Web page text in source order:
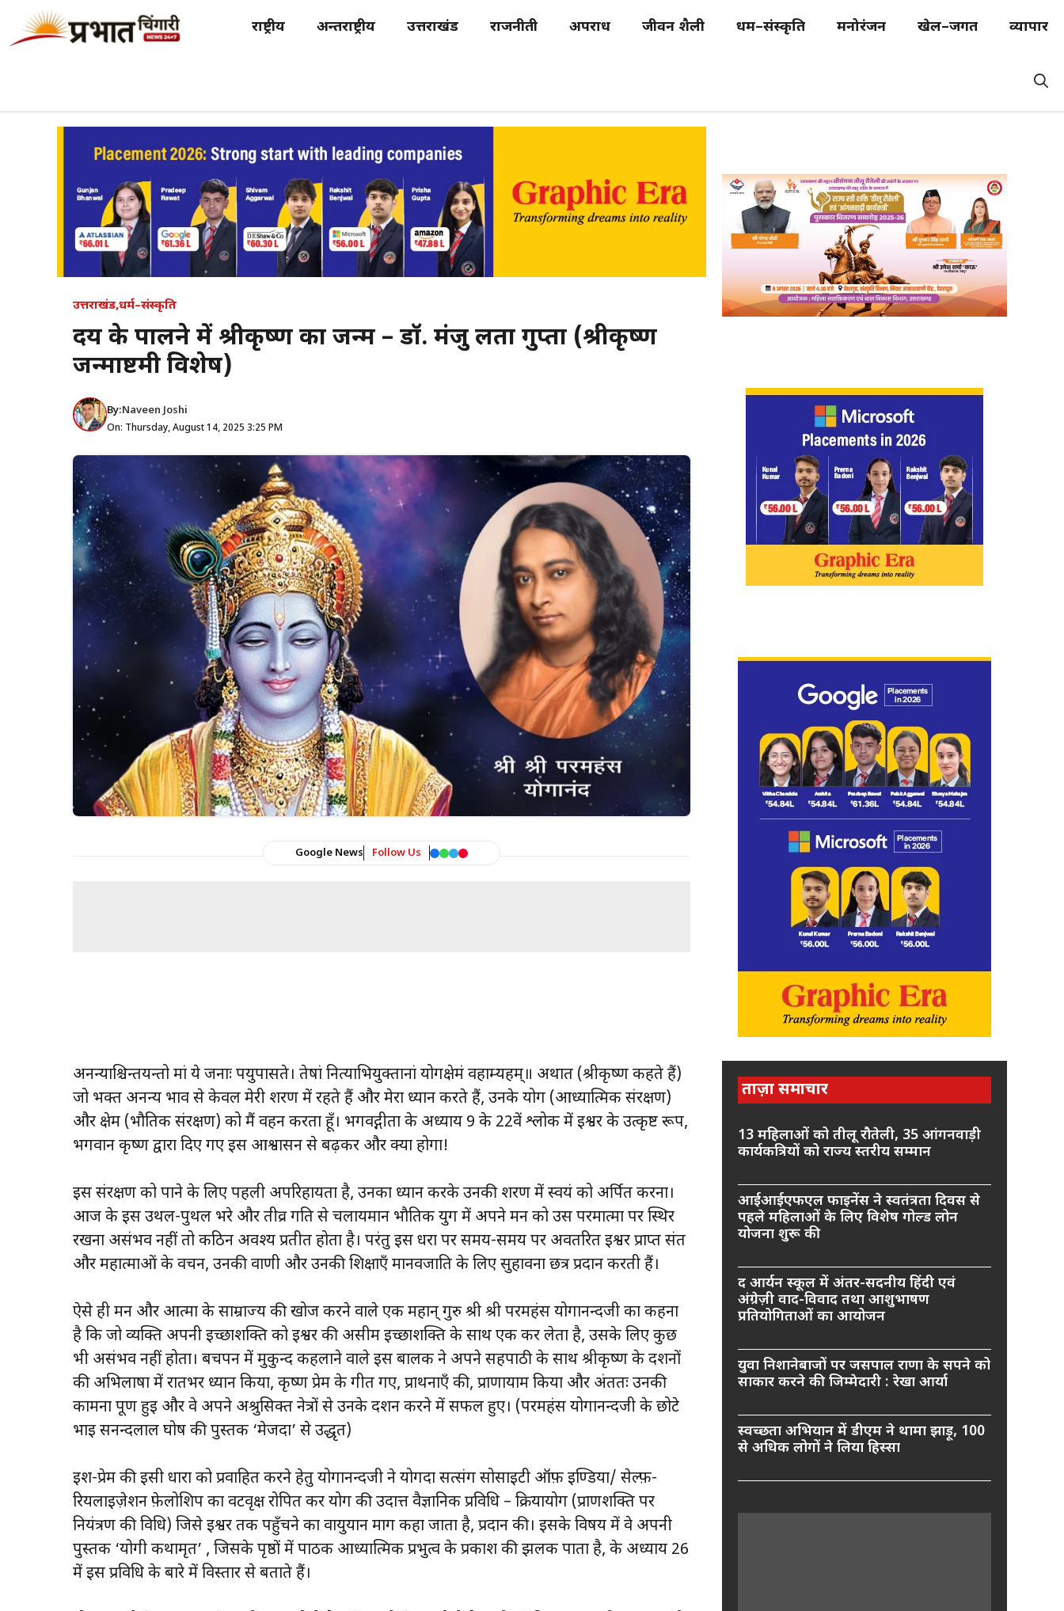
राष्ट्रीय अन्तर्राष्ट्रीय उत्तराखंड राजनीती अपराध जीवन शैली धर्म–संस्कृति मनोरंजन खेल–जगत व्यापार
उत्तराखंड,धर्म–संस्कृति
हृदय के पालने में श्रीकृष्ण का जन्म – डॉ. मंजु लता गुप्ता (श्रीकृष्ण
जन्माष्टमी विशेष)
By:Naveen Joshi
On: Thursday, August 14, 2025 3:25 PM
Google News Follow Us
अनन्याश्चिन्तयन्तो मां ये जनाः पर्युपासते। तेषां नित्याभियुक्तानां योगक्षेमं वहाम्यहम्॥ अर्थात (श्रीकृष्ण कहते हैं)
जो भक्त अनन्य भाव से केवल मेरी शरण में रहते हैं और मेरा ध्यान करते हैं, उनके योग (आध्यात्मिक संरक्षण)
और क्षेम (भौतिक संरक्षण) को मैं वहन करता हूँ। भगवद्गीता के अध्याय 9 के 22वें श्लोक में ईश्वर के उत्कृष्ट रूप,
भगवान कृष्ण द्वारा दिए गए इस आश्वासन से बढ़कर और क्या होगा!
इस संरक्षण को पाने के लिए पहली अपरिहार्यता है, उनका ध्यान करके उनकी शरण में स्वयं को अर्पित करना।
आज के इस उथल-पुथल भरे और तीव्र गति से चलायमान भौतिक युग में अपने मन को उस परमात्मा पर स्थिर
रखना असंभव नहीं तो कठिन अवश्य प्रतीत होता है। परंतु इस धरा पर समय-समय पर अवतरित ईश्वर प्राप्त संत
और महात्माओं के वचन, उनकी वाणी और उनकी शिक्षाएँ मानवजाति के लिए सुहावना छत्र प्रदान करती हैं।
ऐसे ही मन और आत्मा के साम्राज्य की खोज करने वाले एक महान् गुरु श्री श्री परमहंस योगानन्दजी का कहना
है कि जो व्यक्ति अपनी इच्छाशक्ति को ईश्वर की असीम इच्छाशक्ति के साथ एक कर लेता है, उसके लिए कुछ
भी असंभव नहीं होता। बचपन में मुकुन्द कहलाने वाले इस बालक ने अपने सहपाठी के साथ श्रीकृष्ण के दर्शनों
की अभिलाषा में रातभर ध्यान किया, कृष्ण प्रेम के गीत गए, प्रार्थनाएँ की, प्राणायाम किया और अंततः उनकी
कामना पूर्ण हुई और वे अपने अश्रुसिक्त नेत्रों से उनके दर्शन करने में सफल हुए। (परमहंस योगानन्दजी के छोटे
भाई सनन्दलाल घोष की पुस्तक ‘मेजदा’ से उद्धृत)
ईश-प्रेम की इसी धारा को प्रवाहित करने हेतु योगानन्दजी ने योगदा सत्संग सोसाइटी ऑफ़ इण्डिया/ सेल्फ़-
रियलाइज़ेशन फ़ेलोशिप का वटवृक्ष रोपित कर योग की उदात्त वैज्ञानिक प्रविधि – क्रियायोग (प्राणशक्ति पर
नियंत्रण की विधि) जिसे ईश्वर तक पहुँचने का वायुयान मार्ग कहा जाता है, प्रदान की। इसके विषय में वे अपनी
पुस्तक ‘योगी कथामृत’ , जिसके पृष्ठों में पाठक आध्यात्मिक प्रभुत्व के प्रकाश की झलक पाता है, के अध्याय 26
में इस प्रविधि के बारे में विस्तार से बताते हैं।
ताज़ा समाचार
13 महिलाओं को तीलू रौतेली, 35 आंगनवाड़ी
कार्यकत्रियों को राज्य स्तरीय सम्मान
आईआईएफएल फाइनेंस ने स्वतंत्रता दिवस से
पहले महिलाओं के लिए विशेष गोल्ड लोन
योजना शुरू की
द आर्यन स्कूल में अंतर-सदनीय हिंदी एवं
अंग्रेज़ी वाद-विवाद तथा आशुभाषण
प्रतियोगिताओं का आयोजन
युवा निशानेबाजों पर जसपाल राणा के सपने को
साकार करने की जिम्मेदारी : रेखा आर्या
स्वच्छता अभियान में डीएम ने थामा झाड़ू, 100
से अधिक लोगों ने लिया हिस्सा